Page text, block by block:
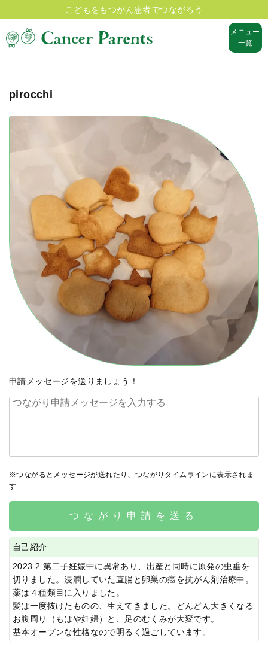
こどもをもつがん患者でつながろう
メニュー
一覧
pirocchi
申請メッセージを送りましょう！
※つながるとメッセージが送れたり、つながりタイムラインに表示されま
す
つながり申請を送る
自己紹介
2023.2 第二子妊娠中に異常あり、出産と同時に原発の虫垂を
切りました。浸潤していた直腸と卵巣の癌を抗がん剤治療中。
薬は４種類目に入りました。
髪は一度抜けたものの、生えてきました。どんどん大きくなる
お腹周り（もはや妊婦）と、足のむくみが大変です。
基本オープンな性格なので明るく過ごしています。